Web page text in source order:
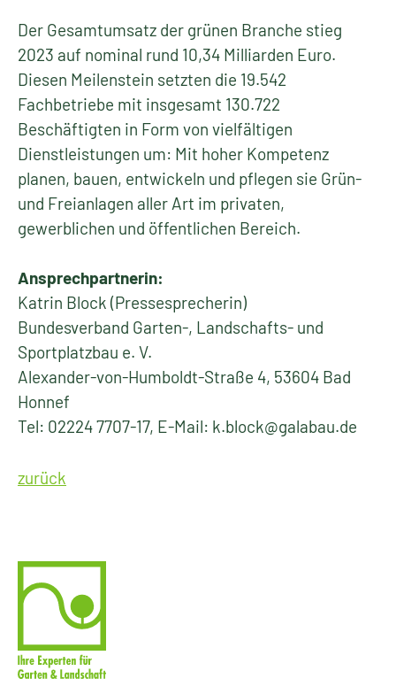
Der Gesamtumsatz der grünen Branche stieg
2023 auf nominal rund 10,34 Milliarden Euro.
Diesen Meilenstein setzten die 19.542
Fachbetriebe mit insgesamt 130.722
Beschäftigten in Form von vielfältigen
Dienstleistungen um: Mit hoher Kompetenz
planen, bauen, entwickeln und pflegen sie Grün-
und Freianlagen aller Art im privaten,
gewerblichen und öffentlichen Bereich.
Ansprechpartnerin:
Katrin Block (Pressesprecherin)
Bundesverband Garten-, Landschafts- und
Sportplatzbau e. V.
Alexander-von-Humboldt-Straße 4, 53604 Bad
Honnef
Tel: 02224 7707-17, E-Mail: k.block@galabau.de
zurück